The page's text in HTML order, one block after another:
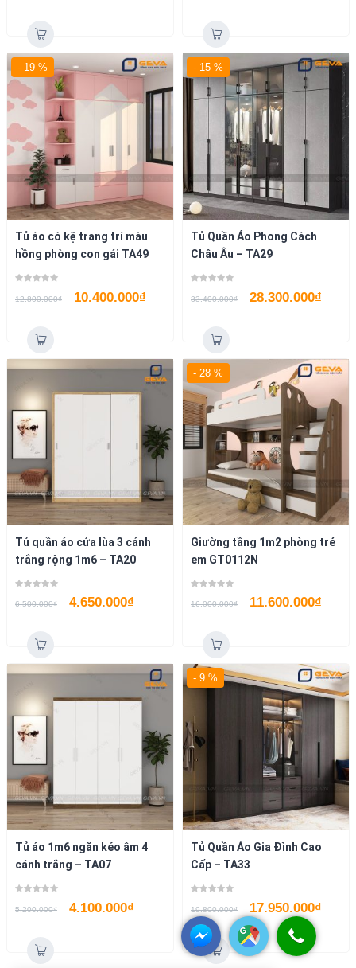
- 19 %
Tủ áo có kệ trang trí màu
hồng phòng con gái TA49
12.800.000₫ 10.400.000₫
- 15 %
Tủ Quần Áo Phong Cách
Châu Âu – TA29
33.400.000₫ 28.300.000₫
Tủ quần áo cửa lùa 3 cánh
trắng rộng 1m6 – TA20
6.500.000₫ 4.650.000₫
- 28 %
Giường tầng 1m2 phòng trẻ
em GT0112N
16.000.000₫ 11.600.000₫
Tủ áo 1m6 ngăn kéo âm 4
cánh trắng – TA07
5.200.000₫ 4.100.000₫
- 9 %
Tủ Quần Áo Gia Đình Cao
Cấp – TA33
19.800.000₫ 17.950.000₫